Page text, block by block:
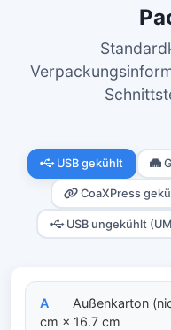
USB gekühlt
CoaXPress
USB ungekühlt
A
Außenkarton
cm × 16.7 cm